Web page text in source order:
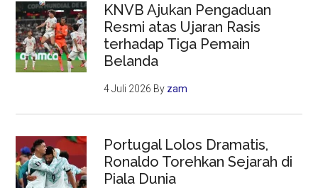
KNVB Ajukan Pengaduan
Resmi atas Ujaran Rasis
terhadap Tiga Pemain
Belanda
4 Juli 2026 By zam
Portugal Lolos Dramatis,
Ronaldo Torehkan Sejarah di
Piala Dunia